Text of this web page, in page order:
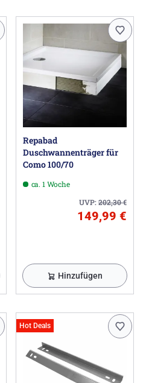
Repabad
Duschwannenträger für
Como 100/70
ca. 1 Woche
UVP:202,30€
149,99 €
Hinzufügen
Hot Deals